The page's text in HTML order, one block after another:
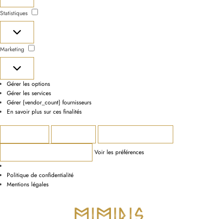
Statistiques
Marketing
Gérer les options
Gérer les services
Gérer {vendor_count} fournisseurs
En savoir plus sur ces finalités
Voir les préférences
Politique de confidentialité
Mentions légales